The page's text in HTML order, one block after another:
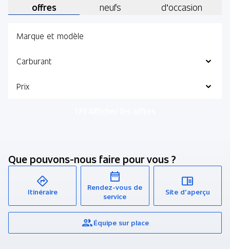
13:00 - 18:00
offres
neufs
d’occasion
Marque et modèle
Carburant
Prix
Que pouvons-nous faire pour vous ?
Itinéraire
Rendez-vous de
service
Site d'aperçu
Équipe sur place